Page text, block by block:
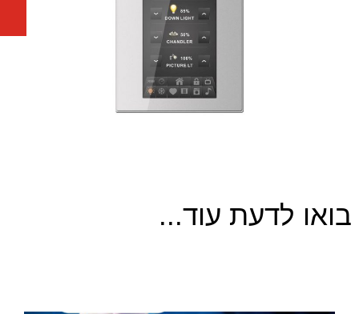
בואו לדעת עוד...